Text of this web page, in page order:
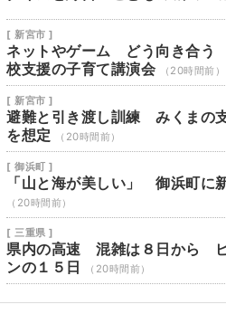
[ 新宮市 ]
ネットやゲーム どう向き合
校支援の子育て講演会
（20時間前）
[ 新宮市 ]
避難と引き渡し訓練 みくまの
を想定
（20時間前）
[ 御浜町 ]
「山と海が美しい」 御浜町に
（20時間前）
[ 三重県 ]
県内の高速 混雑は８日から
ンの１５日
（20時間前）